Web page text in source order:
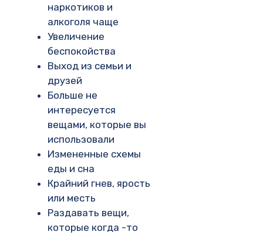
наркотиков и
алкоголя чаще
Увеличение
беспокойства
Выход из семьи и
друзей
Больше не
интересуется
вещами, которые вы
использовали
Измененные схемы
еды и сна
Крайний гнев, ярость
или месть
Раздавать вещи,
которые когда -то